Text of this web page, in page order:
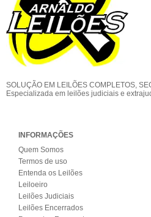
SOLUÇÃO EM LEILÕES COMPLETOS,
Especializada em leilões judiciais e
INFORMAÇÕES
Quem Somos
Termos de uso
Entenda os Leilões
Leiloeiro
Leilões Judiciais
Leilões Encerrados